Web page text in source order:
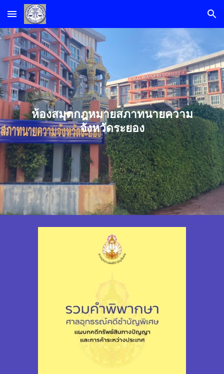
Skip to main content Skip to navigation
ห้องสมุดกฎหมายสภาทนายความ
จังหวัดระยอง